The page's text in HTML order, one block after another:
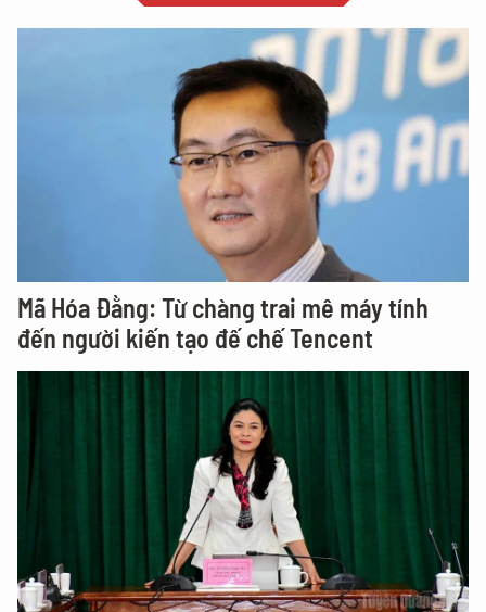
Mã Hóa Đằng: Từ chàng trai mê máy tính
đến người kiến tạo đế chế Tencent